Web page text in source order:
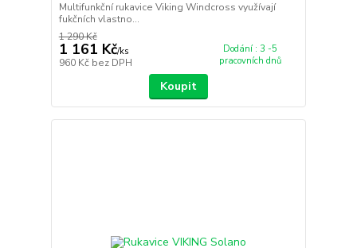
Multifunkční rukavice Viking Windcross využívají
fukčních vlastno...
1 290 Kč
1 161 Kč/ks
960 Kč bez DPH
Dodání : 3 -5
pracovních dnů
Koupit